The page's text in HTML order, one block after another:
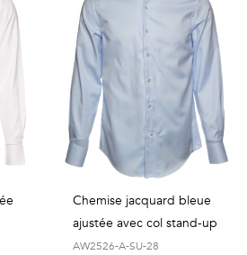
Chemise jacquard bleue
ajustée avec col stand-up
AW2526-A-SU-28